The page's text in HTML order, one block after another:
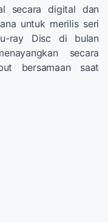
secara digital dan
untuk merilis seri
ray Disc di bulan
secara
bersamaan saat